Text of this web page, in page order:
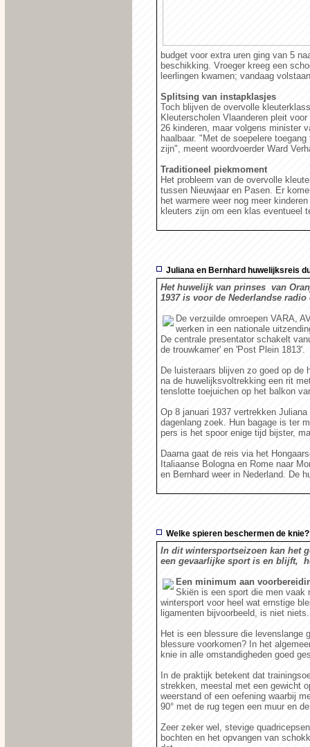
budget voor extra uren ging van 5
beschikking. Vroeger kreeg een
leerlingen kwamen; vandaag
Splitsing van instapklasjes
Toch blijven de overvolle
Kleuterscholen Vlaanderen pleit
26 kinderen, maar volgens minister
haalbaar. "Met de soepelere
zijn", meent woordvoerder Ward
Traditioneel piekmoment
Het probleem van de overvolle
tussen Nieuwjaar en Pasen. Er
het warmere weer nog meer
kleuters zijn om een klas eventueel
Juliana en Bernhard huwelijksreis
Het huwelijk van prinses van
1937 is voor de Nederlandse
De verzuilde omroepen VARA,
werken in een nationale
De centrale presentator schakelt
de trouwkamer' en 'Post Plein 1813'.
De luisteraars blijven zo goed op de
na de huwelijksvoltrekking een rit
tenslotte toejuichen op het balkon
Op 8 januari 1937 vertrekken
dagenlang zoek. Hun bagage is ter
pers is het spoor enige tijd bijster,
Daarna gaat de reis via het
Italiaanse Bologna en Rome naar
en Bernhard weer in Nederland. De
Welke spieren beschermen de knie?
In dit wintersportseizoen kan het
een gevaarlijke sport is en blijft,
Een minimum aan
Skiën is een sport die men vaak
wintersport voor heel wat ernstige
ligamenten bijvoorbeeld, is niet niets.
Het is een blessure die levenslange
blessure voorkomen? In het
knie in alle omstandigheden goed
In de praktijk betekent dat
strekken, meestal met een gewicht
weerstand of een oefening waarbij
90° met de rug tegen een muur en
Zeer zeker wel, stevige
bochten en het opvangen van